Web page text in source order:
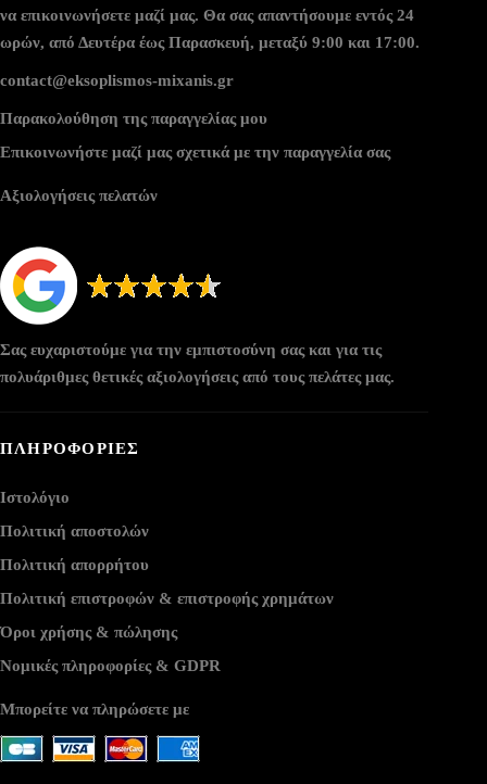
να επικοινωνήσετε μαζί μας. Θα σας απαντήσουμε εντός 24
ωρών, από Δευτέρα έως Παρασκευή, μεταξύ 9:00 και 17:00.
contact@eksoplismos-mixanis.gr
Παρακολούθηση της παραγγελίας μου
Επικοινωνήστε μαζί μας σχετικά με την παραγγελία σας
Αξιολογήσεις πελατών
Σας ευχαριστούμε για την εμπιστοσύνη σας και για τις
πολυάριθμες θετικές αξιολογήσεις από τους πελάτες μας.
ΠΛΗΡΟΦΟΡΙΕΣ
Ιστολόγιο
Πολιτική αποστολών
Πολιτική απορρήτου
Πολιτική επιστροφών & επιστροφής χρημάτων
Όροι χρήσης & πώλησης
Νομικές πληροφορίες & GDPR
Μπορείτε να πληρώσετε με